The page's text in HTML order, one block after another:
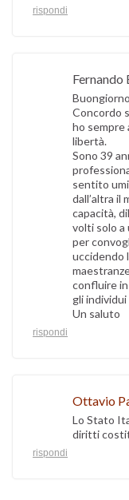
rispondi
Fernando
Buongiorno
Concordo
ho sempre
libertà.
Sono 39
sentito
dall’altra il
capacità,
volti solo a
per
uccidendo
confluire
gli
Un saluto
rispondi
Ottavio
Lo Stato
diritti
rispondi